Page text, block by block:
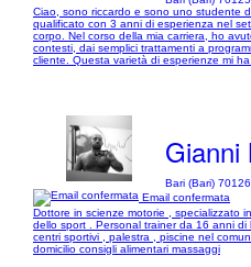
Ciao, sono riccardo e sono uno studente
qualificato con 3 anni di esperienza nel
corpo. Nel corso della mia carriera, ho
contesti, dai semplici trattamenti a
cliente. Questa varietà di esperienze mi
Gianni
Bari (Bari) 70126
Email confermata
Dottore in scienze motorie , specializzato
dello sport . Personal trainer da 16 anni
centri sportivi , palestra , piscine nel
domicilio consigli alimentari massaggi